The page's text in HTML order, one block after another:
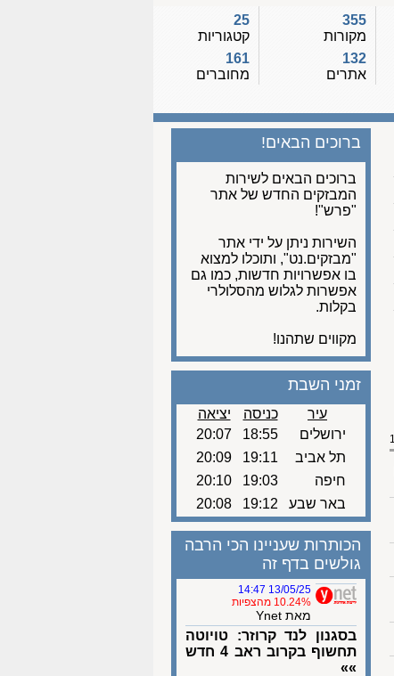
355
מקורות
132
אתרים
25
קטגוריות
161
מחוברים
ברוכים הבאים!
ברוכים הבאים לשירות
המבזקים החדש של אתר
"פרש"!
השירות ניתן על ידי אתר
"מבזקים.נט", ותוכלו למצוא
בו אפשרויות חדשות, כמו גם
אפשרות לגלוש מהסלולרי
בקלות.
מקווים שתהנו!
זמני השבת
עיר כניסה
יציאה
ירושלים
18:55
20:07
תל אביב
19:11
20:09
חיפה
19:03
20:10
באר שבע
19:12
20:08
הכותרות שעניינו הכי הרבה
גולשים בדף זה
13/05/25 14:47
10.24% מהצפיות
מאת Ynet
בסגנון לנד קרוזר: טויוטה
תחשוף בקרוב ראב 4 חדש
»»